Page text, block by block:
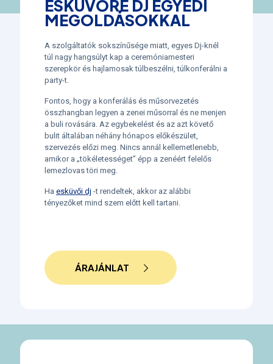
ESKÜVŐRE DJ EGYEDI
MEGOLDÁSOKKAL
A szolgáltatók sokszínűsége miatt, egyes Dj-knél
túl nagy hangsúlyt kap a ceremóniamesteri
szerepkör és hajlamosak túlbeszélni, túlkonferálni a
party-t.
Fontos, hogy a konferálás és műsorvezetés
összhangban legyen a zenei műsorral és ne menjen
a buli rovására. Az egybekelést és az azt követő
bulit általában néhány hónapos előkészület,
szervezés előzi meg. Nincs annál kellemetlenebb,
amikor a „tökéletességet” épp a zenéért felelős
lemezlovas töri meg.
Ha esküvői dj -t rendeltek, akkor az alábbi
tényezőket mind szem előtt kell tartani.
ÁRAJÁNLAT